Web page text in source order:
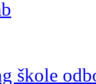
škole